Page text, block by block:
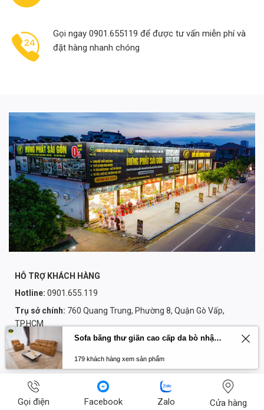
Gọi ngay 0901.655119 để được tư vấn miễn phí và
đặt hàng nhanh chóng
HỖ TRỢ KHÁCH HÀNG
Hotline: 0901.655.119
Trụ sở chính: 760 Quang Trung, Phường 8, Quận Gò Vấp,
TP.HCM
Thời gian làm việc:8h-21h tất cả các ngày
Email:noithathungphatsaigon@gmail.com
Miền Nam: (7) Hồ Chí Minh - (2) Bình Dương - (1) Đồng Nai -
Gọi điện Facebook Zalo Cửa hàng
Sofa băng thư giãn cao cấp da bò nhập khẩu Primo U70797HM
179 khách hàng xem sản phẩm